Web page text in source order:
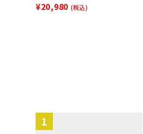
¥20,980 (税込)